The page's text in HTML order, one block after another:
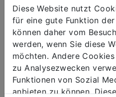
KI-gestützte
Vermeidung von
Fehlbeständen und
Optimierte
Reality, geringerer
präzise
Diese Website nutzt
für eine gute Funktion
können daher vom
werden, wenn Sie diese
möchten. Andere
zu Analysezwecken
Funktionen von Sozial
anbieten zu können.